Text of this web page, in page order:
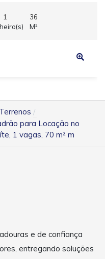
1
36
M²
Terrenos
para Locação no
1 vagas, 70 m² m
e de confiança
entregando soluções